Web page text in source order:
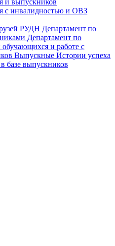
и выпускников
с инвалидностью и ОВЗ
РУДН Департамент по
Департамент по
и работе с
Выпускные Истории успеха
базе выпускников